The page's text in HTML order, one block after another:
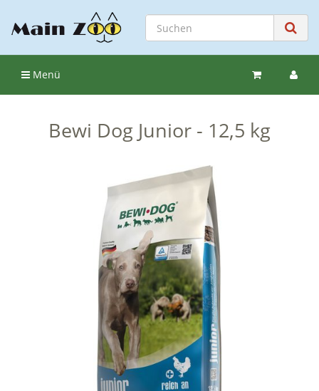
Menü
Bewi Dog Junior - 12,5 kg